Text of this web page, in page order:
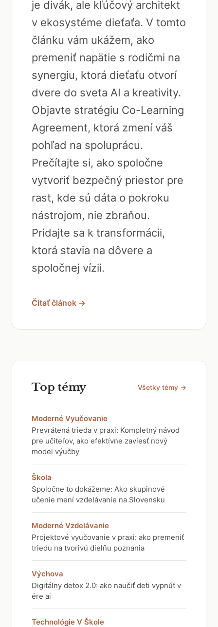
je divák, ale kľúčový architekt
v ekosystéme dieťaťa. V tomto
článku vám ukážem, ako
premeniť napätie s rodičmi na
synergiu, ktorá dieťaťu otvorí
dvere do sveta AI a kreativity.
Objavte stratégiu Co-Learning
Agreement, ktorá zmení váš
pohľad na spoluprácu.
Prečítajte si, ako spoločne
vytvoriť bezpečný priestor pre
rast, kde sú dáta o pokroku
nástrojom, nie zbraňou.
Pridajte sa k transformácii,
ktorá stavia na dôvere a
spoločnej vízii.
Čítať článok →
Top témy Všetky témy →
Moderné Vyučovanie
Prevrátená trieda v praxi: Kompletný návod
pre učiteľov, ako efektívne zaviesť nový
model výučby
Škola
Spoločne to dokážeme: Ako skupinové
učenie mení vzdelávanie na Slovensku
Moderné Vzdelávanie
Projektové vyučovanie v praxi: ako premeniť
triedu na tvorivú dielňu poznania
Výchova
Digitálny detox 2.0: ako naučiť deti vypnúť v
ére ai
Technológie V Škole